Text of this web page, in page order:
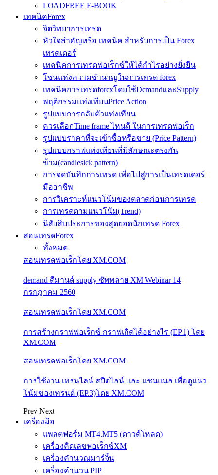
LOADFREE E-BOOK
เทคนิคForex
จิตวิทยาการเทรด
หัวใจสำคัญหรือ เทคนิค สำหรับการเป็น Forex
เทรดเดอร์
เทคนิคการเทรดฟอเร็กซ์ให้ได้กำไรอย่างยั่งยืน
โซนแห่งความชำนาญในการเทรด forex
เทคนิคการเทรดforexโดยใช้DemandและSupply
พฤติกรรมแท่งเทียนPrice Action
รูปแบบการกลับตัวแท่งเทียน
ควรเลือกTime frame ไหนดี ในการเทรดฟอเร็ก
รูปแบบราคาที่จะเข้าซื้อหรือขาย (Price Pattern)
รูปแบบกราฟแท่งเทียนที่มีลักษณะตรงกัน
ข้าม(candlesick pattern)
การจดบันทึกการเทรด เพื่อไปสู่การเป็นเทรดเดอร์
มืออาชีพ
การวิเคราะห์แนวโน้มของตลาดก่อนการเทรด
การเทรดตามแนวโน้ม(Trend)
นิสัยสิบประการของสุดยอดนักเทรด Forex
สอนเทรดForex
ทั้งหมด
สอนเทรดฟอเร็กโดย XM.COM
demand ดีมานด์ supply ซัพพลาย XM Webinar 14
กรกฎาคม 2560
สอนเทรดฟอเร็กโดย XM.COM
การสร้างกราฟฟอเร็กซ์ กราฟเกิดได้อย่างไร (EP.1) โดย
XM.COM
สอนเทรดฟอเร็กโดย XM.COM
การใช้งาน เทรนไลน์ สปีดไลน์ และ แชนแนล เพื่อดูแนว
โน้มของเทรนด์ (EP.3)โดย XM.COM
Prev Next
เครื่องมือ
แพลตฟอร์ม MT4,MT5 (ดาวด์โหลด)
เครื่องคิดเลขฟอเร็กซ์XM
เครื่องคำนวณมาร์จิ้น
เครื่องคำนวน PIP